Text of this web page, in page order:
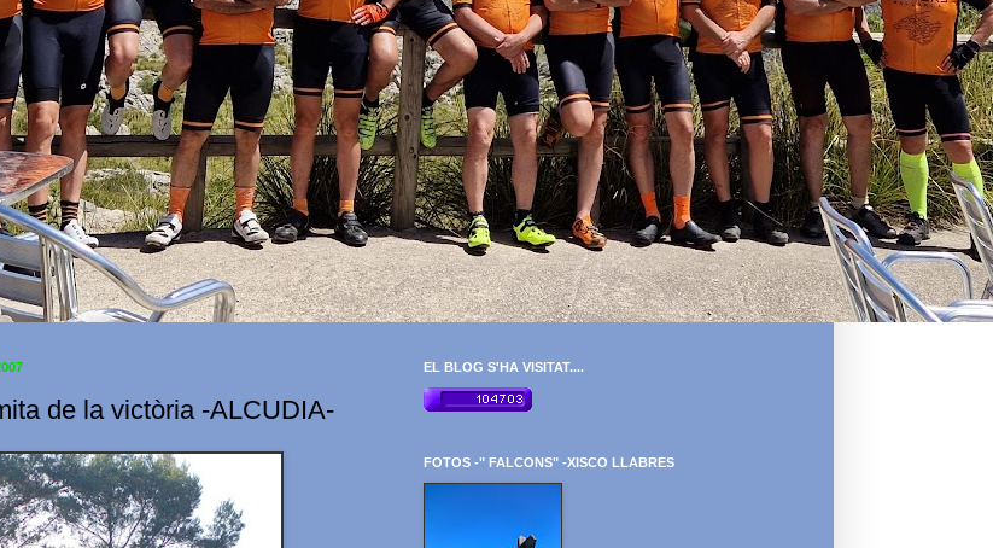
de la victòria -ALCUDIA-
EL BLOG S'HA VISITAT....
FOTOS -" FALCONS" -XISCO LLABRES